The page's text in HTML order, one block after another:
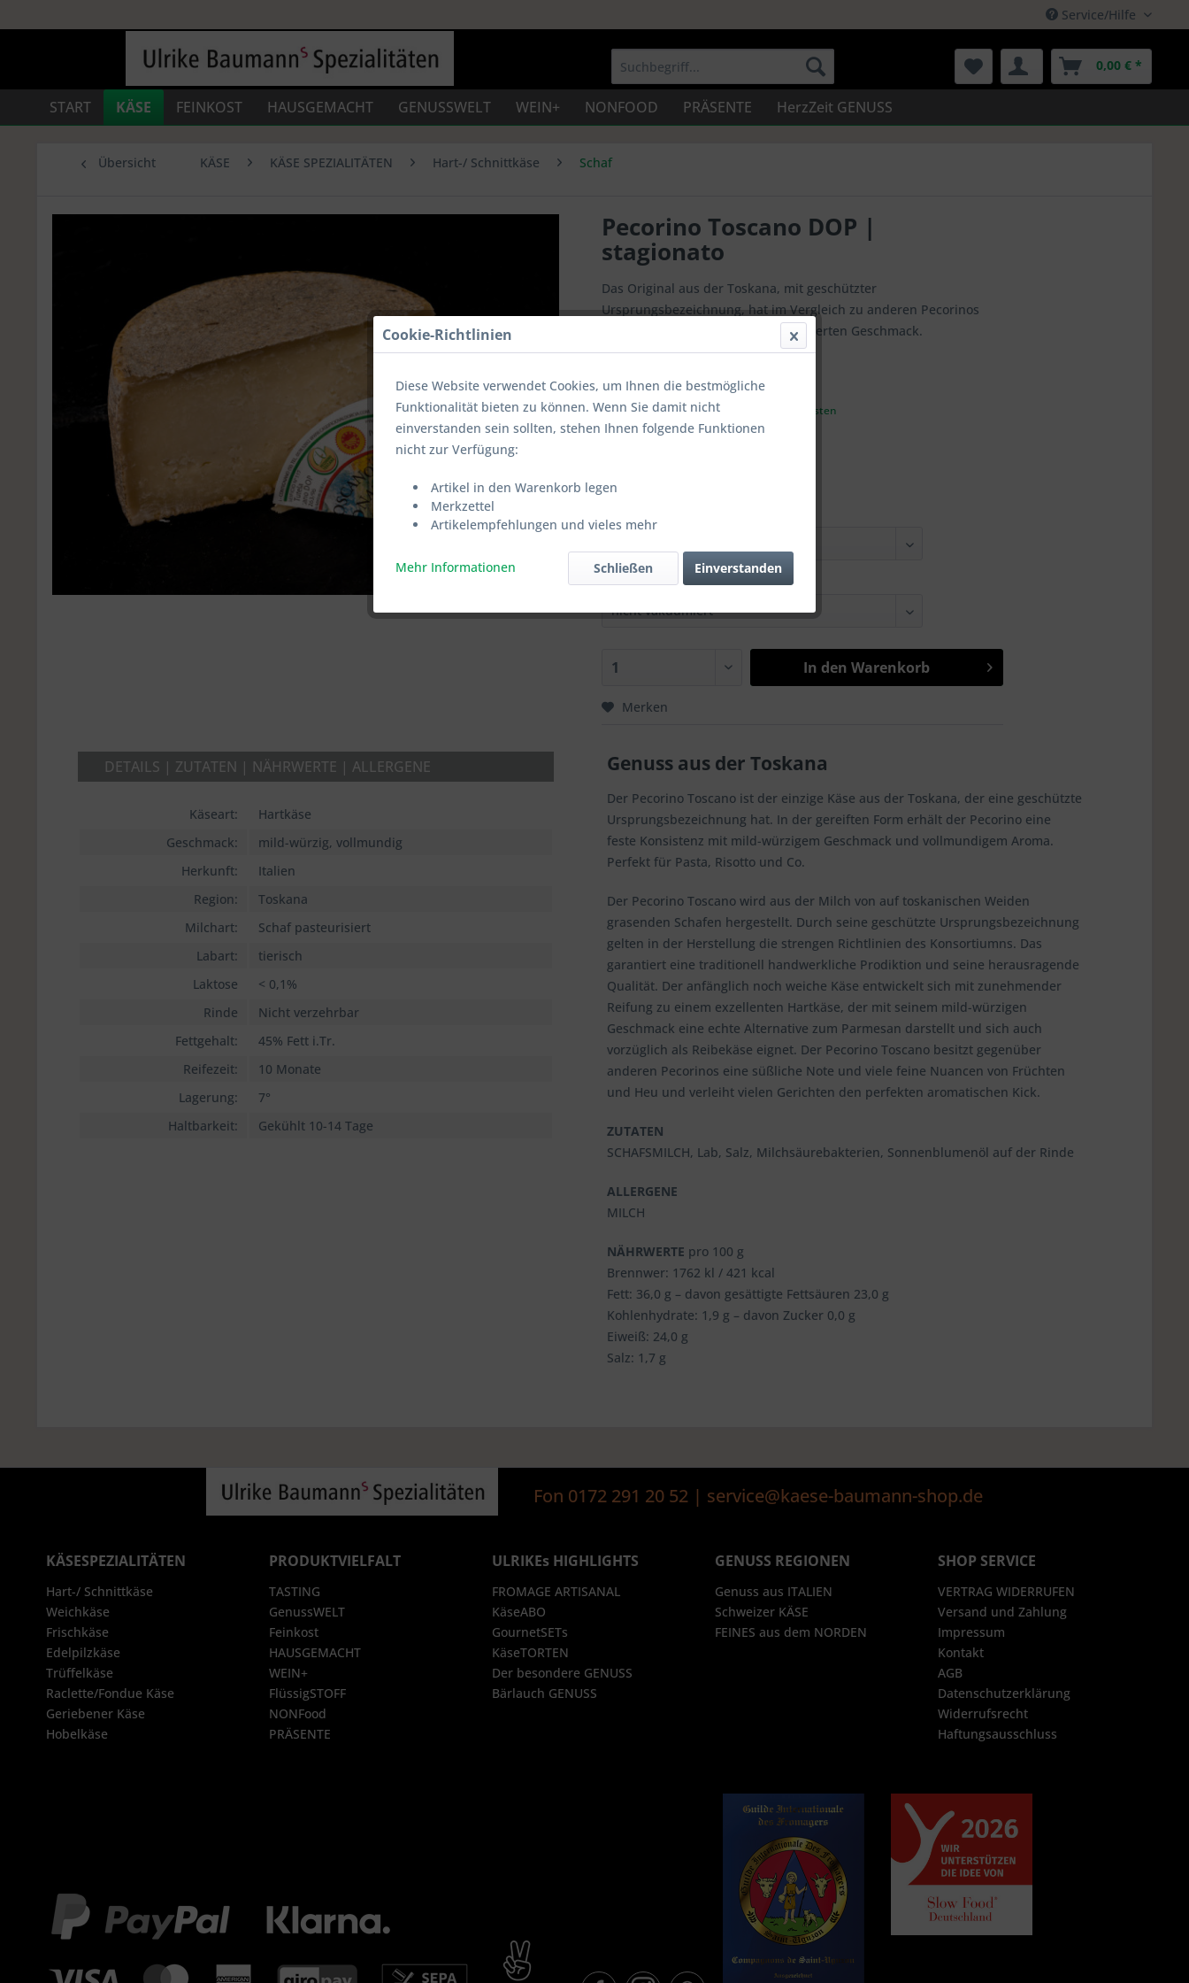
Service/Hilfe
0,00 € *
START KÄSE FEINKOST HAUSGEMACHT GENUSSWELT WEIN+ NONFOOD PRÄSENTE HerzZeit GENUSS
Übersicht KÄSE KÄSE SPEZIALITÄTEN Hart-/ Schnittkäse Schaf
Pecorino Toscano DOP |
stagionato
Das Original aus der Toskana, mit geschützter
Ursprungsbezeichnung, hat im Vergleich zu anderen Pecorinos
einen eher milden, sehr fein nuancierten Geschmack.
Inhalt:250 g (4,80 € * / 100 g)
Preise inkl. gesetzl. MwSt.
zzgl. Versandkosten
2-4 Werktage
In den Warenkorb
Merken
DETAILS | ZUTATEN | NÄHRWERTE | ALLERGENE
Käseart:
Hartkäse
Geschmack:
mild-würzig, vollmundig
Herkunft:
Italien
Region:
Toskana
Milchart:
Schaf pasteurisiert
Labart:
tierisch
Laktose
< 0,1%
Rinde
Nicht verzehrbar
Fettgehalt:
45% Fett i.Tr.
Reifezeit:
10 Monate
Lagerung:
7°
Haltbarkeit:
Gekühlt 10-14 Tage
Genuss aus der Toskana
Der Pecorino Toscano ist der einzige Käse aus der Toskana, der eine geschützte
Ursprungsbezeichnung hat. In der gereiften Form erhält der Pecorino eine
feste Konsistenz mit mild-würzigem Geschmack und vollmundigem Aroma.
Perfekt für Pasta, Risotto und Co.
Der Pecorino Toscano wird aus der Milch von auf toskanischen Weiden
grasenden Schafen hergestellt. Durch seine geschützte Ursprungsbezeichnung
gelten in der Herstellung die strengen Richtlinien des Konsortiumns. Das
garantiert eine traditionell handwerkliche Prodiktion und seine herausragende
Qualität. Der anfänglich noch weiche Käse entwickelt sich mit zunehmender
Reifung zu einem exzellenten Hartkäse, der mit seinem mild-würzigen
Geschmack eine echte Alternative zum Parmesan darstellt und sich auch
vorzüglich als Reibekäse eignet. Der Pecorino Toscano besitzt gegenüber
anderen Pecorinos eine süßliche Note und viele feine Nuancen von Früchten
und Heu und verleiht vielen Gerichten den perfekten aromatischen Kick.
ZUTATEN
SCHAFSMILCH, Lab, Salz, Milchsäurebakterien, Sonnenblumenöl auf der Rinde
ALLERGENE
MILCH
NÄHRWERTE pro 100 g
Brennwer: 1762 kl / 421 kcal
Fett: 36,0 g – davon gesättigte Fettsäuren 23,0 g
Kohlenhydrate: 1,9 g – davon Zucker 0,0 g
Eiweiß: 24,0 g
Salz: 1,7 g
Fon 0172 291 20 52 | service@kaese-baumann-shop.de
KÄSESPEZIALITÄTEN
Hart-/ Schnittkäse
Weichkäse
Frischkäse
Edelpilzkäse
Trüffelkäse
Raclette/Fondue Käse
Geriebener Käse
Hobelkäse
PRODUKTVIELFALT
TASTING
GenussWELT
Feinkost
HAUSGEMACHT
WEIN+
FlüssigSTOFF
NONFood
PRÄSENTE
ULRIKEs HIGHLIGHTS
FROMAGE ARTISANAL
KäseABO
GournetSETs
KäseTORTEN
Der besondere GENUSS
Bärlauch GENUSS
GENUSS REGIONEN
Genuss aus ITALIEN
Schweizer KÄSE
FEINES aus dem NORDEN
SHOP SERVICE
VERTRAG WIDERRUFEN
Versand und Zahlung
Impressum
Kontakt
AGB
Datenschutzerklärung
Widerrufsrecht
Haftungsausschluss
Cookie-Richtlinien
Diese Website verwendet Cookies, um Ihnen die bestmögliche
Funktionalität bieten zu können. Wenn Sie damit nicht
einverstanden sein sollten, stehen Ihnen folgende Funktionen
nicht zur Verfügung:
Artikel in den Warenkorb legen
Merkzettel
Artikelempfehlungen und vieles mehr
Mehr Informationen Einverstanden
Schließen